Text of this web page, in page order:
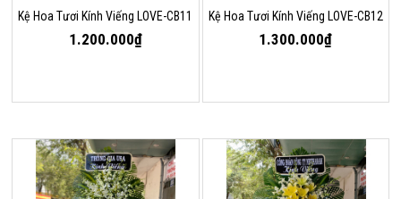
Kệ Hoa Tươi Kính Viếng LOVE-CB11
1.200.000₫
Kệ Hoa Tươi Kính Viếng LOVE-CB12
1.300.000₫